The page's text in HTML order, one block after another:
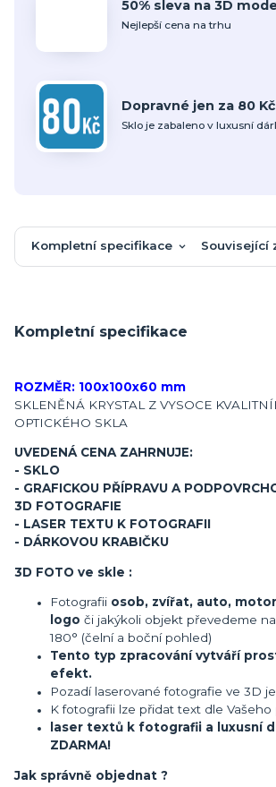
50% sleva na 3D
Nejlepší cena na trhu
Dopravné jen za 80 Kč
Sklo je zabaleno v luxusní
Kompletní specifikace Související
Kompletní specifikace
ROZMĚR: 100x100x60 mm
SKLENĚNÁ KRYSTAL Z VYSOCE
OPTICKÉHO SKLA
UVEDENÁ CENA ZAHRNUJE:
- SKLO
- GRAFICKOU PŘÍPRAVU A
3D FOTOGRAFIE
- LASER TEXTU K FOTOGRAFII
- DÁRKOVOU KRABIČKU
3D FOTO ve skle :
Fotografii osob, zvířat, auto,
logo či jakýkoli objekt převedeme
180° (čelní a boční pohled)
Tento typ zpracování vytváří
efekt.
Pozadí laserované fotografie ve 3D
K fotografii lze přidat text dle Vašeho
laser textů k fotografii a luxusní
ZDARMA!
Jak správně objednat ?